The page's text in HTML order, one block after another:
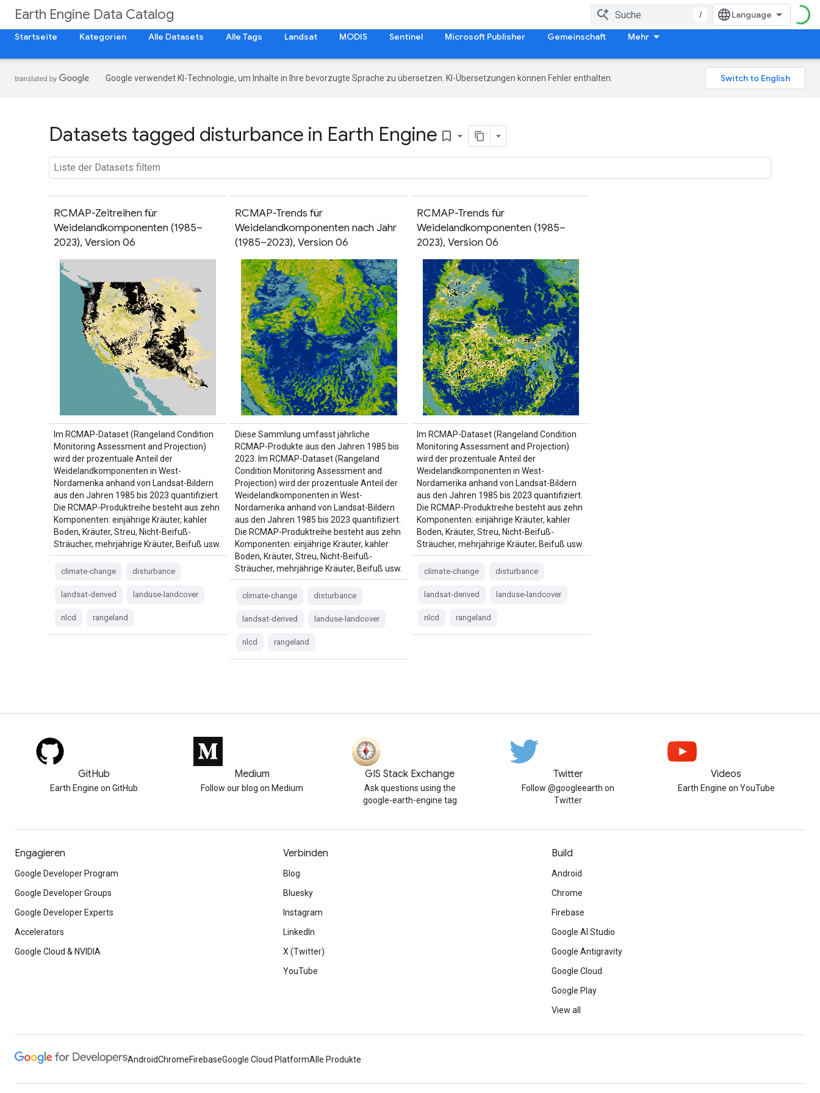
Earth Engine Data Catalog
/
Startseite
Kategorien Alle Datasets Alle Tags Landsat MODIS Sentinel Microsoft Publisher Gemeinschaft Mehr
Google verwendet KI-Technologie, um Inhalte in Ihre bevorzugte Sprache zu übersetzen. KI-Übersetzungen können Fehler enthalten.
Datasets tagged disturbance in Earth Engine bookmark_border
RCMAP-Zeitreihen für
Weidelandkomponenten (1985–
2023), Version 06
Im RCMAP-Dataset (Rangeland Condition
Monitoring Assessment and Projection)
wird der prozentuale Anteil der
Weidelandkomponenten in West-
Nordamerika anhand von Landsat-Bildern
aus den Jahren 1985 bis 2023 quantifiziert.
Die RCMAP-Produktreihe besteht aus zehn
Komponenten: einjährige Kräuter, kahler
Boden, Kräuter, Streu, Nicht-Beifuß-
Sträucher, mehrjährige Kräuter, Beifuß usw.
climate-change disturbance
landsat-derived landuse-landcover
nlcd rangeland
RCMAP-Trends für
Weidelandkomponenten nach Jahr
(1985–2023), Version 06
Diese Sammlung umfasst jährliche
RCMAP-Produkte aus den Jahren 1985 bis
2023. Im RCMAP-Dataset (Rangeland
Condition Monitoring Assessment and
Projection) wird der prozentuale Anteil der
Weidelandkomponenten in West-
Nordamerika anhand von Landsat-Bildern
aus den Jahren 1985 bis 2023 quantifiziert.
Die RCMAP-Produktreihe besteht aus zehn
Komponenten: einjährige Kräuter, kahler
Boden, Kräuter, Streu, Nicht-Beifuß-
Sträucher, mehrjährige Kräuter, Beifuß usw.
climate-change disturbance
landsat-derived landuse-landcover
nlcd rangeland
RCMAP-Trends für
Weidelandkomponenten (1985–
2023), Version 06
Im RCMAP-Dataset (Rangeland Condition
Monitoring Assessment and Projection)
wird der prozentuale Anteil der
Weidelandkomponenten in West-
Nordamerika anhand von Landsat-Bildern
aus den Jahren 1985 bis 2023 quantifiziert.
Die RCMAP-Produktreihe besteht aus zehn
Komponenten: einjährige Kräuter, kahler
Boden, Kräuter, Streu, Nicht-Beifuß-
Sträucher, mehrjährige Kräuter, Beifuß usw.
climate-change disturbance
landsat-derived landuse-landcover
nlcd rangeland
GitHub
Earth Engine on GitHub
Medium
Follow our blog on Medium
GIS Stack Exchange
Ask questions using the
google-earth-engine tag
Twitter
Follow @googleearth on
Twitter
Videos
Earth Engine on YouTube
Engagieren
Google Developer Program
Google Developer Groups
Google Developer Experts
Accelerators
Google Cloud & NVIDIA
Verbinden
Blog
Bluesky
Instagram
LinkedIn
X (Twitter)
YouTube
Build
Android
Chrome
Firebase
Google AI Studio
Google Antigravity
Google Cloud
Google Play
View all
AndroidChromeFirebaseGoogle Cloud PlatformAlle Produkte